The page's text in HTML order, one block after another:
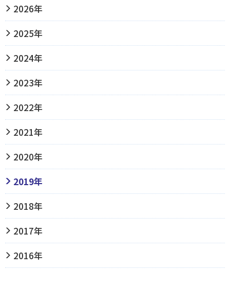
2026年
2025年
2024年
2023年
2022年
2021年
2020年
2019年
2018年
2017年
2016年